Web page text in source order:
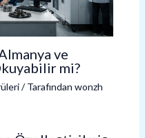
ve
mi?
/ Tarafından wonzh